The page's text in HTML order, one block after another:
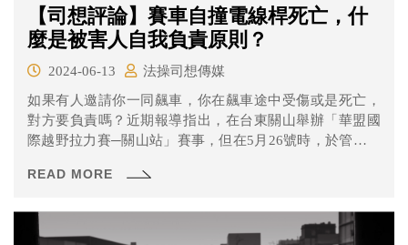
【司想評論】賽車自撞電線桿死亡，什
麼是被害人自我負責原則？
2024-06-13
法操司想傳媒
如果有人邀請你一同飆車，你在飆車途中受傷或是死亡，
對方要負責嗎？近期報導指出，在台東關山舉辦「華盟國
際越野拉力賽─關山站」賽事，但在5月26號時，於管制區
撞路旁電桿的意外死亡事故。經送醫急救，駕駛人林男
微腦震盪。
READ MORE